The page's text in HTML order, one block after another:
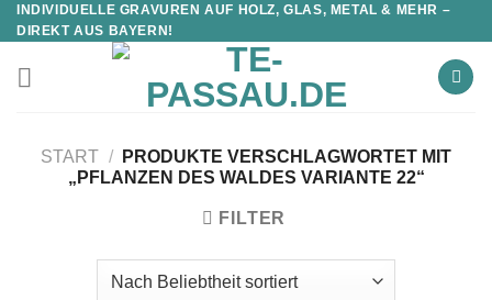
INDIVIDUELLE GRAVUREN AUF HOLZ, GLAS, METAL & MEHR –
DIREKT AUS BAYERN!
START /
PRODUKTE VERSCHLAGWORTET MIT
„PFLANZEN DES WALDES VARIANTE 22“
FILTER